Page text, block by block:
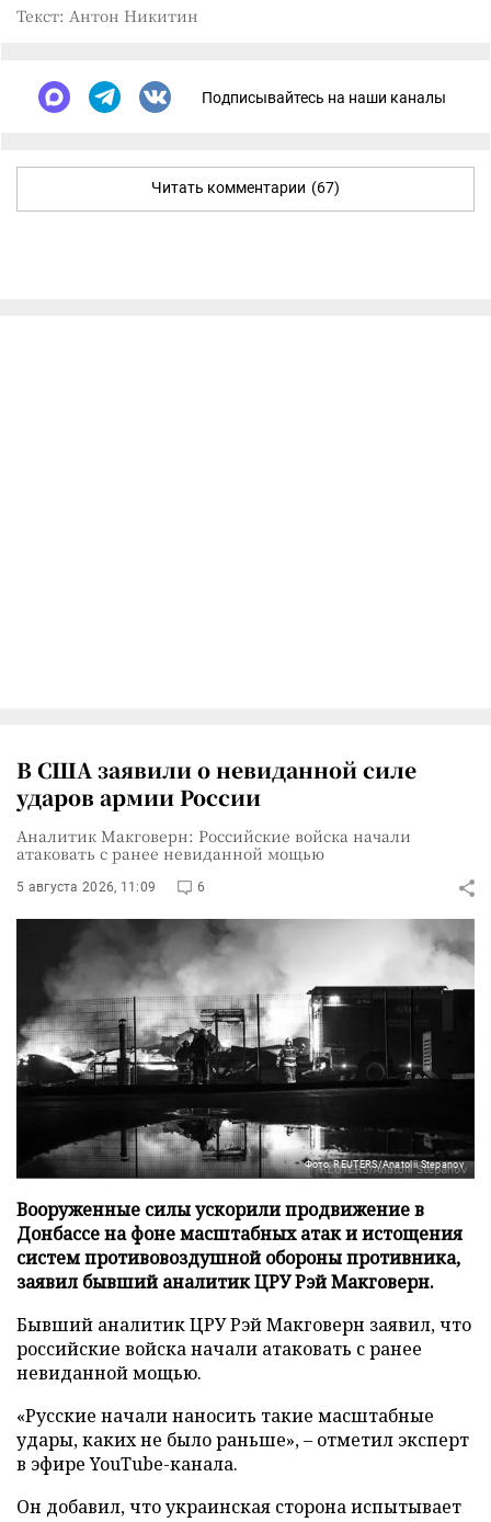
Текст: Антон Никитин
Подписывайтесь на наши каналы
Читать комментарии (67)
В США заявили о невиданной силе
ударов армии России
Аналитик Макговерн: Российские войска начали
атаковать с ранее невиданной мощью
5 августа 2026, 11:09 6
Фото: REUTERS/Anatolii Stepanov
Вооруженные силы ускорили продвижение в
Донбассе на фоне масштабных атак и истощения
систем противовоздушной обороны противника,
заявил бывший аналитик ЦРУ Рэй Макговерн.
Бывший аналитик ЦРУ Рэй Макговерн заявил, что
российские войска начали атаковать с ранее
невиданной мощью.
«Русские начали наносить такие масштабные
удары, каких не было раньше», – отметил эксперт
в эфире YouTube-канала.
Он добавил, что украинская сторона испытывает